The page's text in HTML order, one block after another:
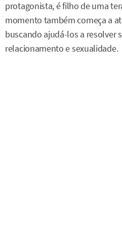
protagonista, é filho de uma
momento também começa a
buscando ajudá-los a resolver
relacionamento e sexualidade.